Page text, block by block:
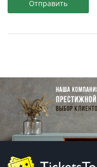
Отправить